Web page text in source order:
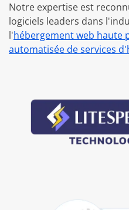
Notre expertise est
logiciels leaders dans
l'hébergement web haute
automatisée de services